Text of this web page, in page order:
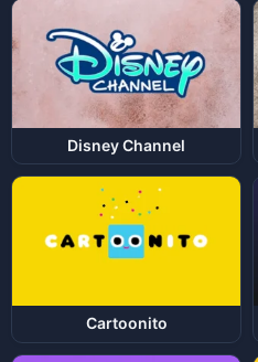
Disney Channel
Cartoonito